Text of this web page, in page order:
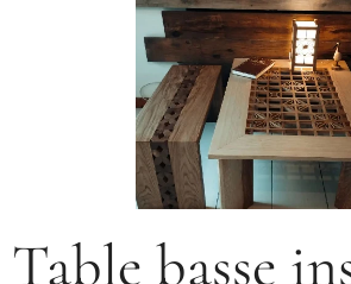
Table basse